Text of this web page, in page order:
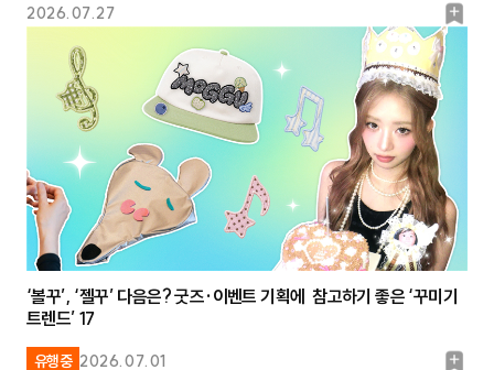
2026.07.27
북
마
크
유행중 2026.07.01
북
‘볼꾸’, ‘젤꾸’ 다음은? 굿즈·이벤트 기획에 참고하기 좋은 ‘꾸미기
트렌드’ 17